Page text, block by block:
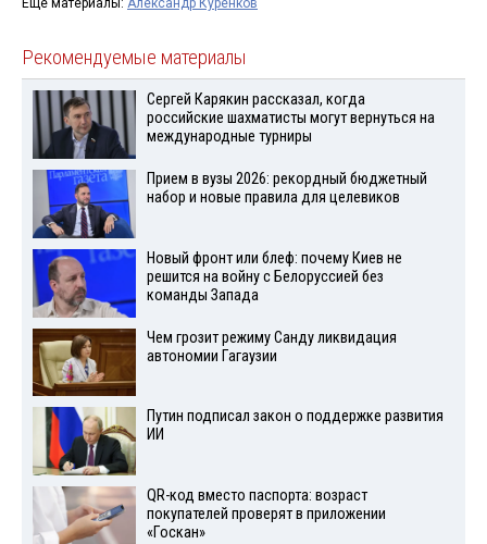
Ещё материалы: Александр Куренков
Рекомендуемые материалы
Сергей Карякин рассказал, когда
российские шахматисты могут вернуться на
международные турниры
Прием в вузы 2026: рекордный бюджетный
набор и новые правила для целевиков
Новый фронт или блеф: почему Киев не
решится на войну с Белоруссией без
команды Запада
Чем грозит режиму Санду ликвидация
автономии Гагаузии
Путин подписал закон о поддержке развития
ИИ
QR-код вместо паспорта: возраст
покупателей проверят в приложении
«Госкан»